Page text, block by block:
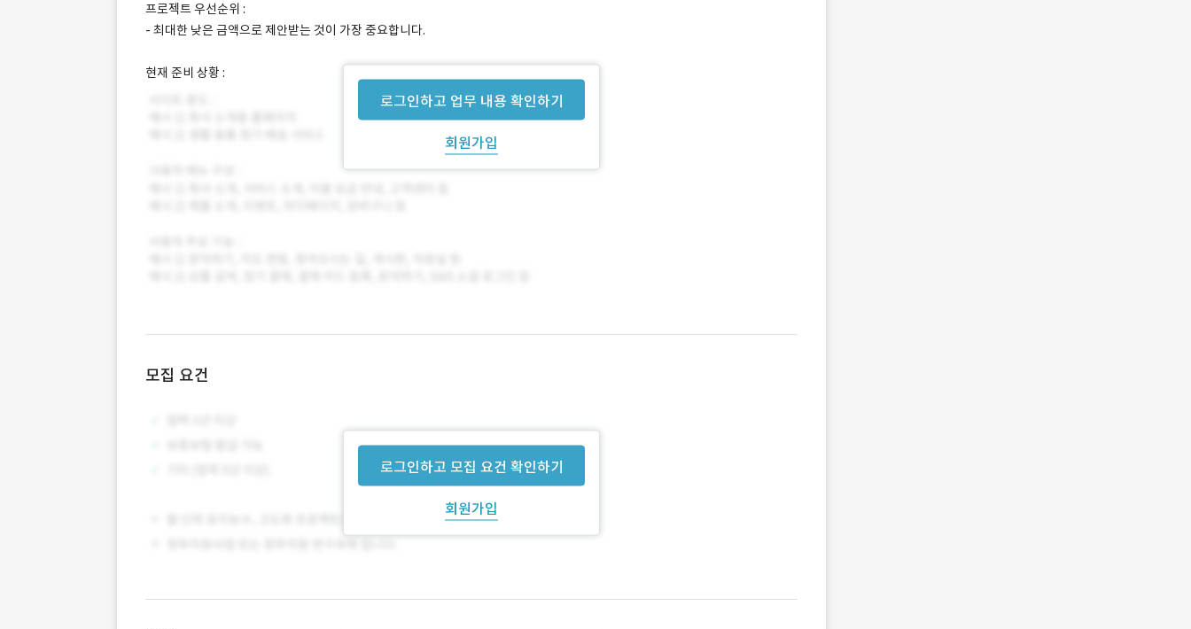
로그인하고 업무 내용 확인하기
회원가입
프로젝트 우선순위 :
- 최대한 낮은 금액으로 제안받는 것이 가장 중요합니다.
현재 준비 상황 :
모집 요건
로그인하고 모집 요건 확인하기
회원가입